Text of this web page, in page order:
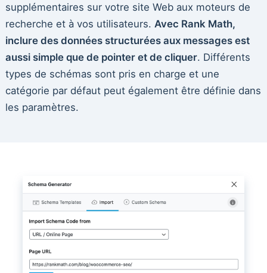
supplémentaires sur votre site Web aux moteurs de
recherche et à vos utilisateurs. Avec Rank Math,
inclure des données structurées aux messages est
aussi simple que de pointer et de cliquer. Différents
types de schémas sont pris en charge et une
catégorie par défaut peut également être définie dans
les paramètres.